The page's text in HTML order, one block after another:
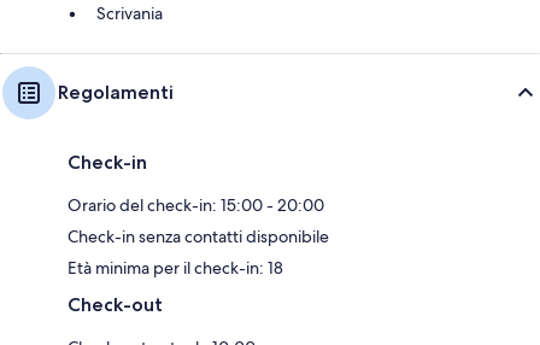
Scrivania
Regolamenti
Check-in
Orario del check-in: 15:00 - 20:00
Check-in senza contatti disponibile
Età minima per il check-in: 18
Check-out